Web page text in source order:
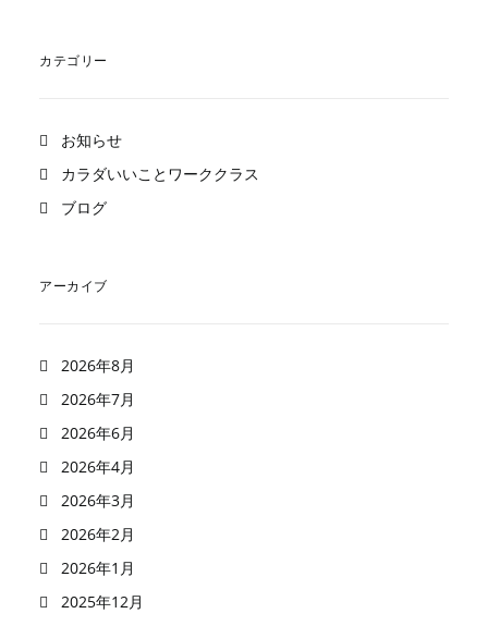
カテゴリー
お知らせ
カラダいいことワーククラス
ブログ
アーカイブ
2026年8月
2026年7月
2026年6月
2026年4月
2026年3月
2026年2月
2026年1月
2025年12月